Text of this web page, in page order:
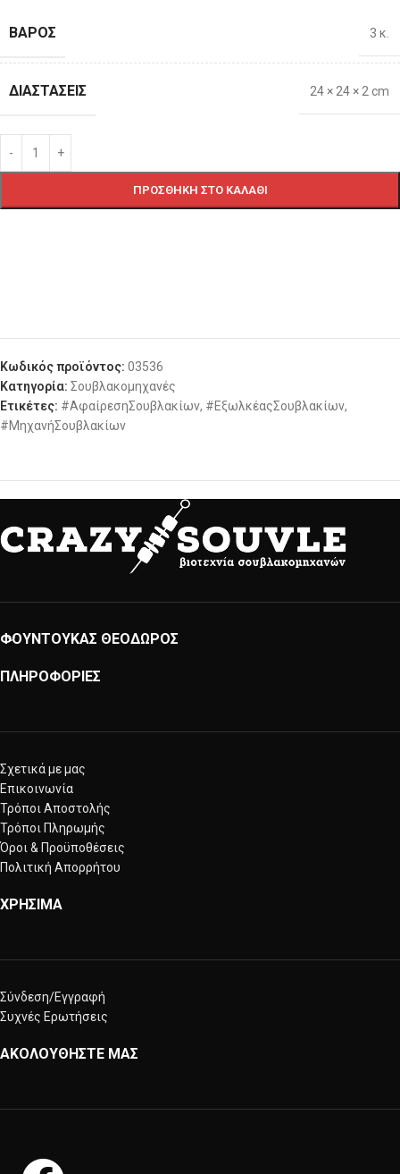
ΒΆΡΟΣ 3 κ.
ΔΙΑΣΤΆΣΕΙΣ 24 × 24 × 2 cm
ΠΡΟΣΘΉΚΗ ΣΤΟ ΚΑΛΆΘΙ
Κωδικός προϊόντος: 03536
Κατηγορία: Σουβλακομηχανές
Ετικέτες: #ΑφαίρεσηΣουβλακίων, #ΕξωλκέαςΣουβλακίων,
#ΜηχανήΣουβλακίων
ΦΟΥΝΤΟΥΚΑΣ ΘΕΟΔΩΡΟΣ
ΠΛΗΡΟΦΟΡΙΕΣ
Σχετικά με μας
Επικοινωνία
Τρόποι Αποστολής
Τρόποι Πληρωμής
Όροι & Προϋποθέσεις
Πολιτική Απορρήτου
ΧΡΗΣΙΜΑ
Σύνδεση/Εγγραφή
Συχνές Ερωτήσεις
ΑΚΟΛΟΥΘΗΣΤΕ ΜΑΣ